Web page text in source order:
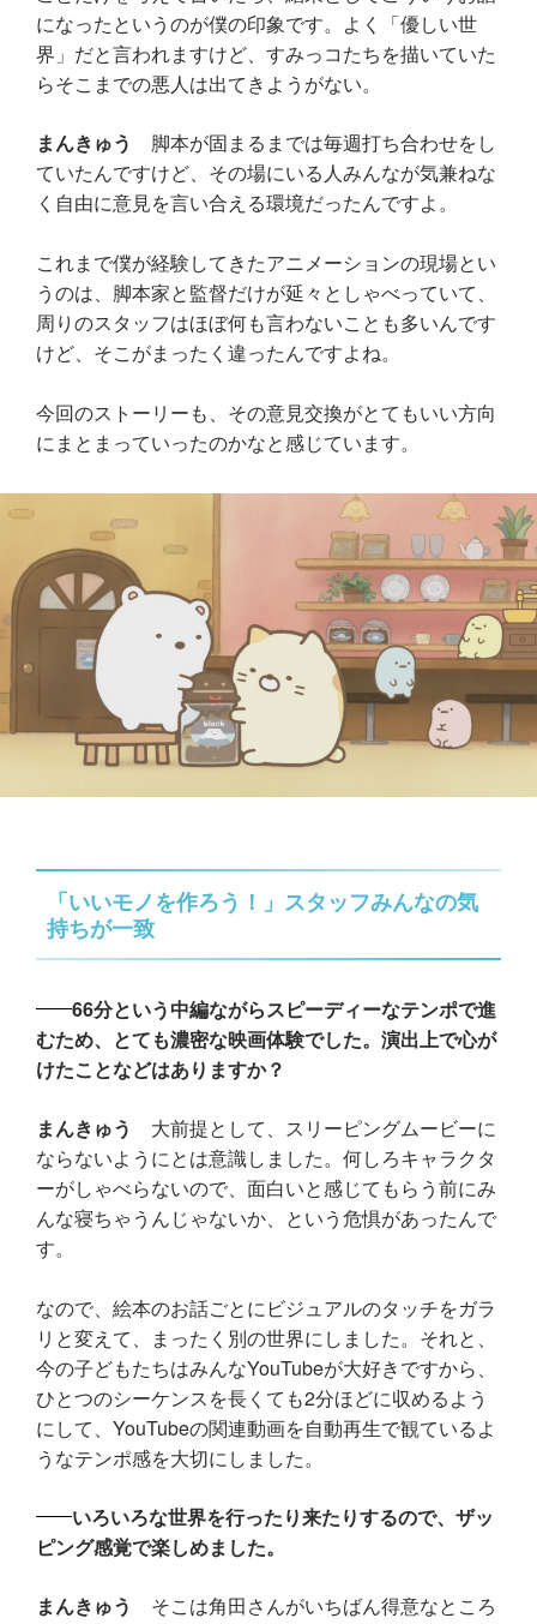
になったというのが僕の印象です。よく「優しい世
界」だと言われますけど、すみっコたちを描いていた
らそこまでの悪人は出てきようがない。
まんきゅう
脚本が固まるまでは毎週打ち合わせをし
ていたんですけど、その場にいる人みんなが気兼ねな
く自由に意見を言い合える環境だったんですよ。
これまで僕が経験してきたアニメーションの現場とい
うのは、脚本家と監督だけが延々としゃべっていて、
周りのスタッフはほぼ何も言わないことも多いんです
けど、そこがまったく違ったんですよね。
今回のストーリーも、その意見交換がとてもいい方向
にまとまっていったのかなと感じています。
「いいモノを作ろう！」スタッフみんなの気
持ちが一致
66分という中編ながらスピーディーなテンポで進
むため、とても濃密な映画体験でした。演出上で心が
けたことなどはありますか？
まんきゅう
大前提として、スリーピングムービーに
ならないようにとは意識しました。何しろキャラクタ
ーがしゃべらないので、面白いと感じてもらう前にみ
んな寝ちゃうんじゃないか、という危惧があったんで
す。
なので、絵本のお話ごとにビジュアルのタッチをガラ
リと変えて、まったく別の世界にしました。それと、
今の子どもたちはみんなYouTubeが大好きですから、
ひとつのシーケンスを長くても2分ほどに収めるよう
にして、YouTubeの関連動画を自動再生で観ているよ
うなテンポ感を大切にしました。
いろいろな世界を行ったり来たりするので、ザッ
ピング感覚で楽しめました。
まんきゅう
そこは角田さんがいちばん得意なところ